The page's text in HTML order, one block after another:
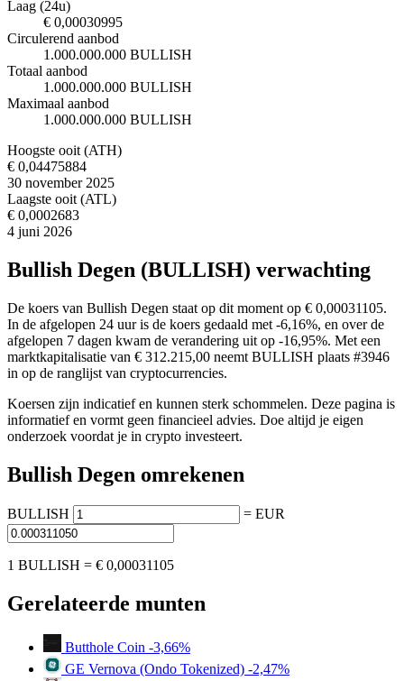
Laag (24u)
€ 0,00030995
Circulerend aanbod
1.000.000.000 BULLISH
Totaal aanbod
1.000.000.000 BULLISH
Maximaal aanbod
1.000.000.000 BULLISH
Hoogste ooit (ATH)
€ 0,04475884
30 november 2025
Laagste ooit (ATL)
€ 0,0002683
4 juni 2026
Bullish Degen (BULLISH) verwachting
De koers van Bullish Degen staat op dit moment op € 0,00031105.
In de afgelopen 24 uur is de koers gedaald met -6,16%, en over de
afgelopen 7 dagen kwam de verandering uit op -16,95%. Met een
marktkapitalisatie van € 312.215,00 neemt BULLISH plaats #3946
in op de ranglijst van cryptocurrencies.
Koersen zijn indicatief en kunnen sterk schommelen. Deze pagina is
informatief en vormt geen financieel advies. Doe altijd je eigen
onderzoek voordat je in crypto investeert.
Bullish Degen omrekenen
BULLISH = EUR
1 BULLISH = € 0,00031105
Gerelateerde munten
Butthole Coin -3,66%
GE Vernova (Ondo Tokenized) -2,47%